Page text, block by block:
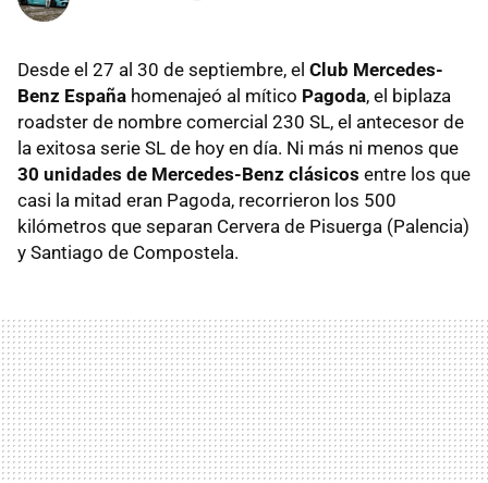
Desde el 27 al 30 de septiembre, el Club Mercedes-
Benz España homenajeó al mítico Pagoda, el biplaza
roadster de nombre comercial 230 SL, el antecesor de
la exitosa serie SL de hoy en día. Ni más ni menos que
30 unidades de Mercedes-Benz clásicos entre los que
casi la mitad eran Pagoda, recorrieron los 500
kilómetros que separan Cervera de Pisuerga (Palencia)
y Santiago de Compostela.